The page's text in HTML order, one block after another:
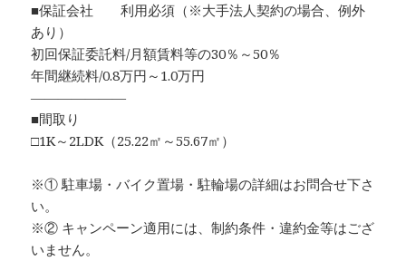
■保証会社 利用必須（※大手法人契約の場合、例外
あり）
初回保証委託料/月額賃料等の30％～50％
年間継続料/0.8万円～1.0万円
―――――――
■間取り
□1K～2LDK（25.22㎡～55.67㎡）
※① 駐車場・バイク置場・駐輪場の詳細はお問合せ下さ
い。
※② キャンペーン適用には、制約条件・違約金等はござ
いません。